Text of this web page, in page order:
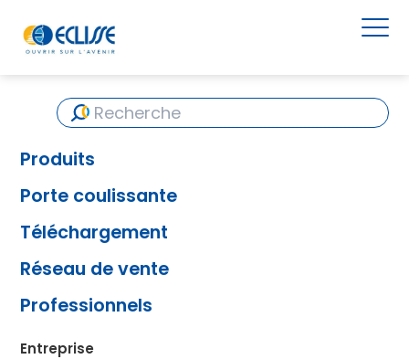
Produits
Porte coulissante
Téléchargement
Réseau de vente
Professionnels
Entreprise